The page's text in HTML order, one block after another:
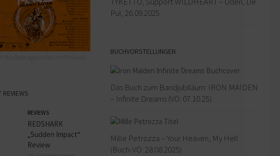
Pul, 26.09.2025
BUCHVORSTELLUNGEN
Das Buch zum Bandjubiläum: IRON MAIDEN
– Infinite Dreams (VÖ: 07.10.25)
Mille Petrozza – Your Heaven, My Hell
(Buch-VÖ: 28.08.2025)
REVIEWS
REVIEWS
REDSHARK
„Sudden Impact“
Review